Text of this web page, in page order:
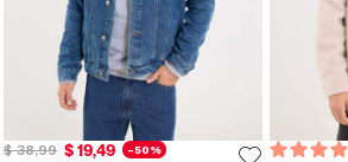
$ 38,99 $ 19,49 -50%